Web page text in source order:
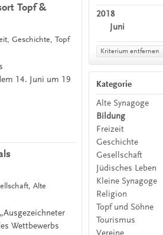
Topf &
Geschichte, Topf
14. Juni um 19
Alte
Wettbewerbs
2018
Juni
Kriterium entfernen
Kategorie
Alte Synagoge
Bildung
Freizeit
Geschichte
Gesellschaft
Jüdisches Leben
Kleine Synagoge
Religion
Topf und Söhne
Tourismus
Vereine